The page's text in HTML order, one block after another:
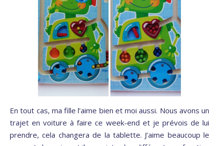
En tout cas, ma fille l’aime bien et moi aussi. Nous avons un
trajet en voiture à faire ce week-end et je prévois de lui
prendre, cela changera de la tablette. J’aime beaucoup le